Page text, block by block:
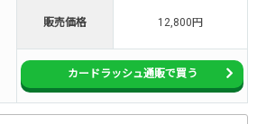
販売価格 12,800円
カードラッシュ通販で買う